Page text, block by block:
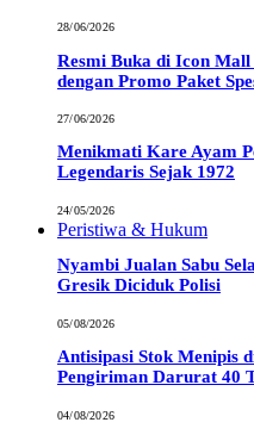
28/06/2026
Resmi Buka di Icon
dengan Promo Paket
27/06/2026
Menikmati Kare Ayam
Legendaris Sejak 1972
24/05/2026
Peristiwa & Hukum
Nyambi Jualan Sabu
Gresik Diciduk Polisi
05/08/2026
Antisipasi Stok Menipis
Pengiriman Darurat 40
04/08/2026